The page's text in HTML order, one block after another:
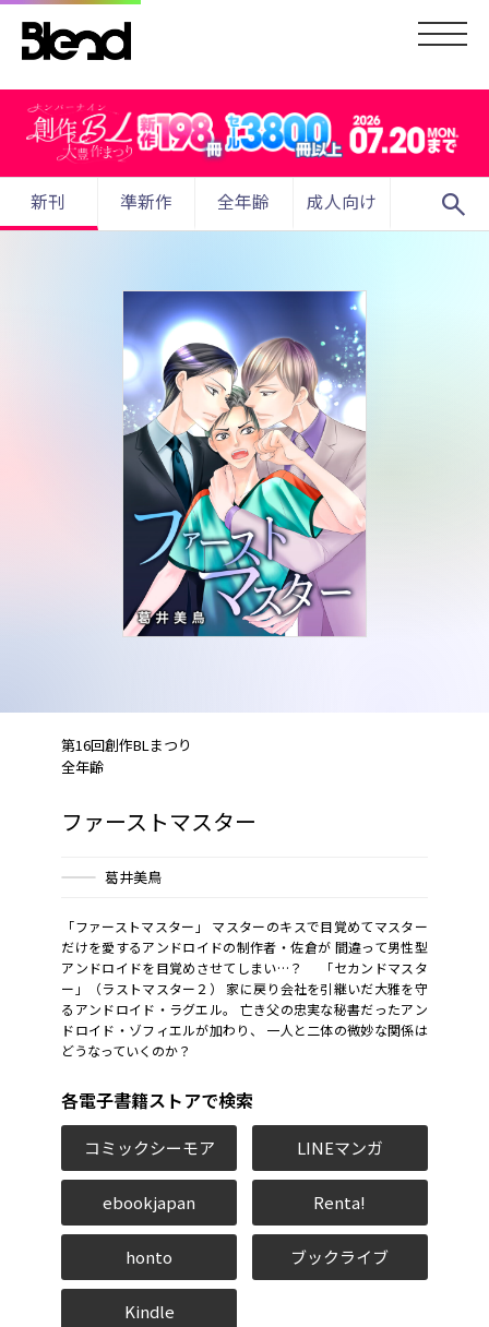
新刊 準新作 全年齢 成人向け search
第16回創作BLまつり
全年齢
ファーストマスター
葛井美鳥
「ファーストマスター」 マスターのキスで目覚めてマスター
だけを愛するアンドロイドの制作者・佐倉が 間違って男性型
アンドロイドを目覚めさせてしまい…？ 「セカンドマスタ
ー」（ラストマスター２） 家に戻り会社を引継いだ大雅を守
るアンドロイド・ラグエル。 亡き父の忠実な秘書だったアン
ドロイド・ゾフィエルが加わり、 一人と二体の微妙な関係は
どうなっていくのか？
各電子書籍ストアで検索
コミックシーモア LINEマンガ
ebookjapan Renta!
honto ブックライブ
Kindle